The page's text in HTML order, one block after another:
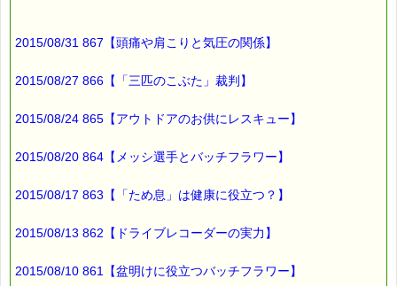
━━━━━━━━━━━━━━━━━━━☆
注文を受け付けておりますが、
10日～12日の 3日間
9日午後～12日に
2015/08/31 867【頭痛や肩こりと気圧の関係】
2015/08/27 866【「三匹のこぶた」裁判】
2015/08/24 865【アウトドアのお供にレスキュー】
2015/08/20 864【メッシ選手とバッチフラワー】
2015/08/17 863【「ため息」は健康に役立つ？】
2015/08/13 862【ドライブレコーダーの実力】
2015/08/10 861【盆明けに役立つバッチフラワー】